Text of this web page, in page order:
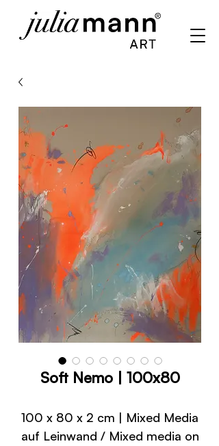
Soft Nemo | 100x80
100 x 80 x 2 cm | Mixed Media
auf Leinwand / Mixed media on